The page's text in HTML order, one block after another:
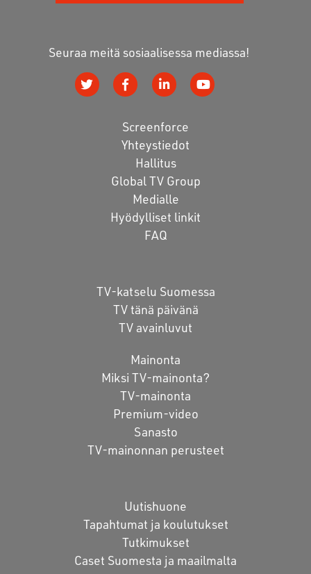
Seuraa meitä sosiaalisessa mediassa!
Screenforce
Yhteystiedot
Hallitus
Global TV Group
Medialle
Hyödylliset linkit
FAQ
TV-katselu Suomessa
TV tänä päivänä
TV avainluvut
Mainonta
Miksi TV-mainonta?
TV-mainonta
Premium-video
Sanasto
TV-mainonnan perusteet
Uutishuone
Tapahtumat ja koulutukset
Tutkimukset
Caset Suomesta ja maailmalta